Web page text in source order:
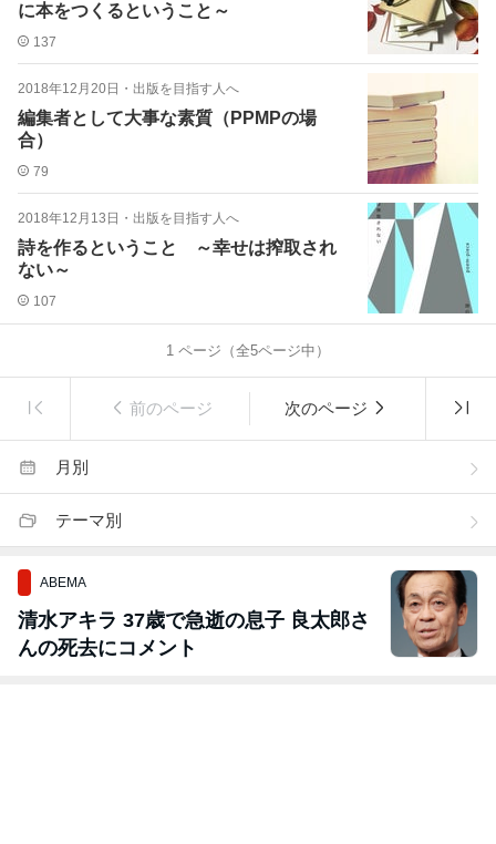
に本をつくるということ～
137
2018年12月20日 ・ 出版を目指す人へ
編集者として大事な素質（PPMPの場
合）
79
2018年12月13日 ・ 出版を目指す人へ
詩を作るということ ～幸せは搾取され
ない～
107
1 ページ（全5ページ中）
前のページ 次のページ
月別
テーマ別
ABEMA
清水アキラ 37歳で急逝の息子 良太郎さ
んの死去にコメント